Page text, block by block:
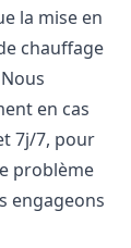
la mise en
chauffage
en cas
7j/7, pour
problème
engageons